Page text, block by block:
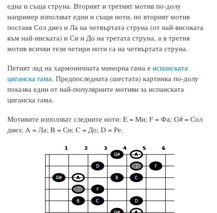
една и съща струна. Вторият и третият мотив по-долу
например използват едни и същи ноти, но вторият мотив
поставя Сол диез и Ла на четвъртата струна (от най-високата
към най-ниската) и Си и До на третата струна, а в третия
мотив всички тези четири ноти са на четвъртата струна.
Петият лад на хармоничната минорна гама е испанската
циганска гама. Предпоследната (шестата) картинка по-долу
показва един от най-популярните мотиви за испанската
циганска гама.
Мотивите използват следните ноти: E = Ми; F = Фа; G# = Сол
диез; A = Ла; B = Си; C = До; D = Ре.